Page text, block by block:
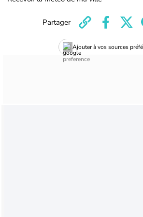
Ajouter à vos sources
Partager